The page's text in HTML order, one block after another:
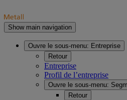
Show main navigation
Ouvre le sous-menu: Entreprise
Retour
Entreprise
Profil de l’entreprise
Ouvre le sous-menu:
Retour